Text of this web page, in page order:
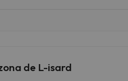
de L-isard